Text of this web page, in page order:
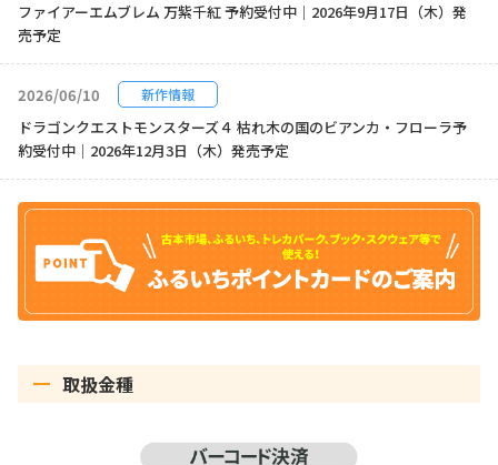
ファイアーエムブレム 万紫千紅 予約受付中｜2026年9月17日（木）発
売予定
2026/06/10 新作情報
ドラゴンクエストモンスターズ４ 枯れ木の国のビアンカ・フローラ予
約受付中｜2026年12月3日（木）発売予定
取扱金種